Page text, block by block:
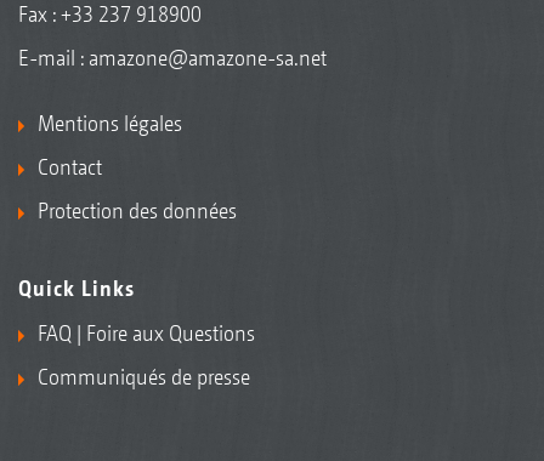
Fax : +33 237 918900
E-mail : amazone@amazone-sa.net
Mentions légales
Contact
Protection des données
Quick Links
FAQ | Foire aux Questions
Communiqués de presse